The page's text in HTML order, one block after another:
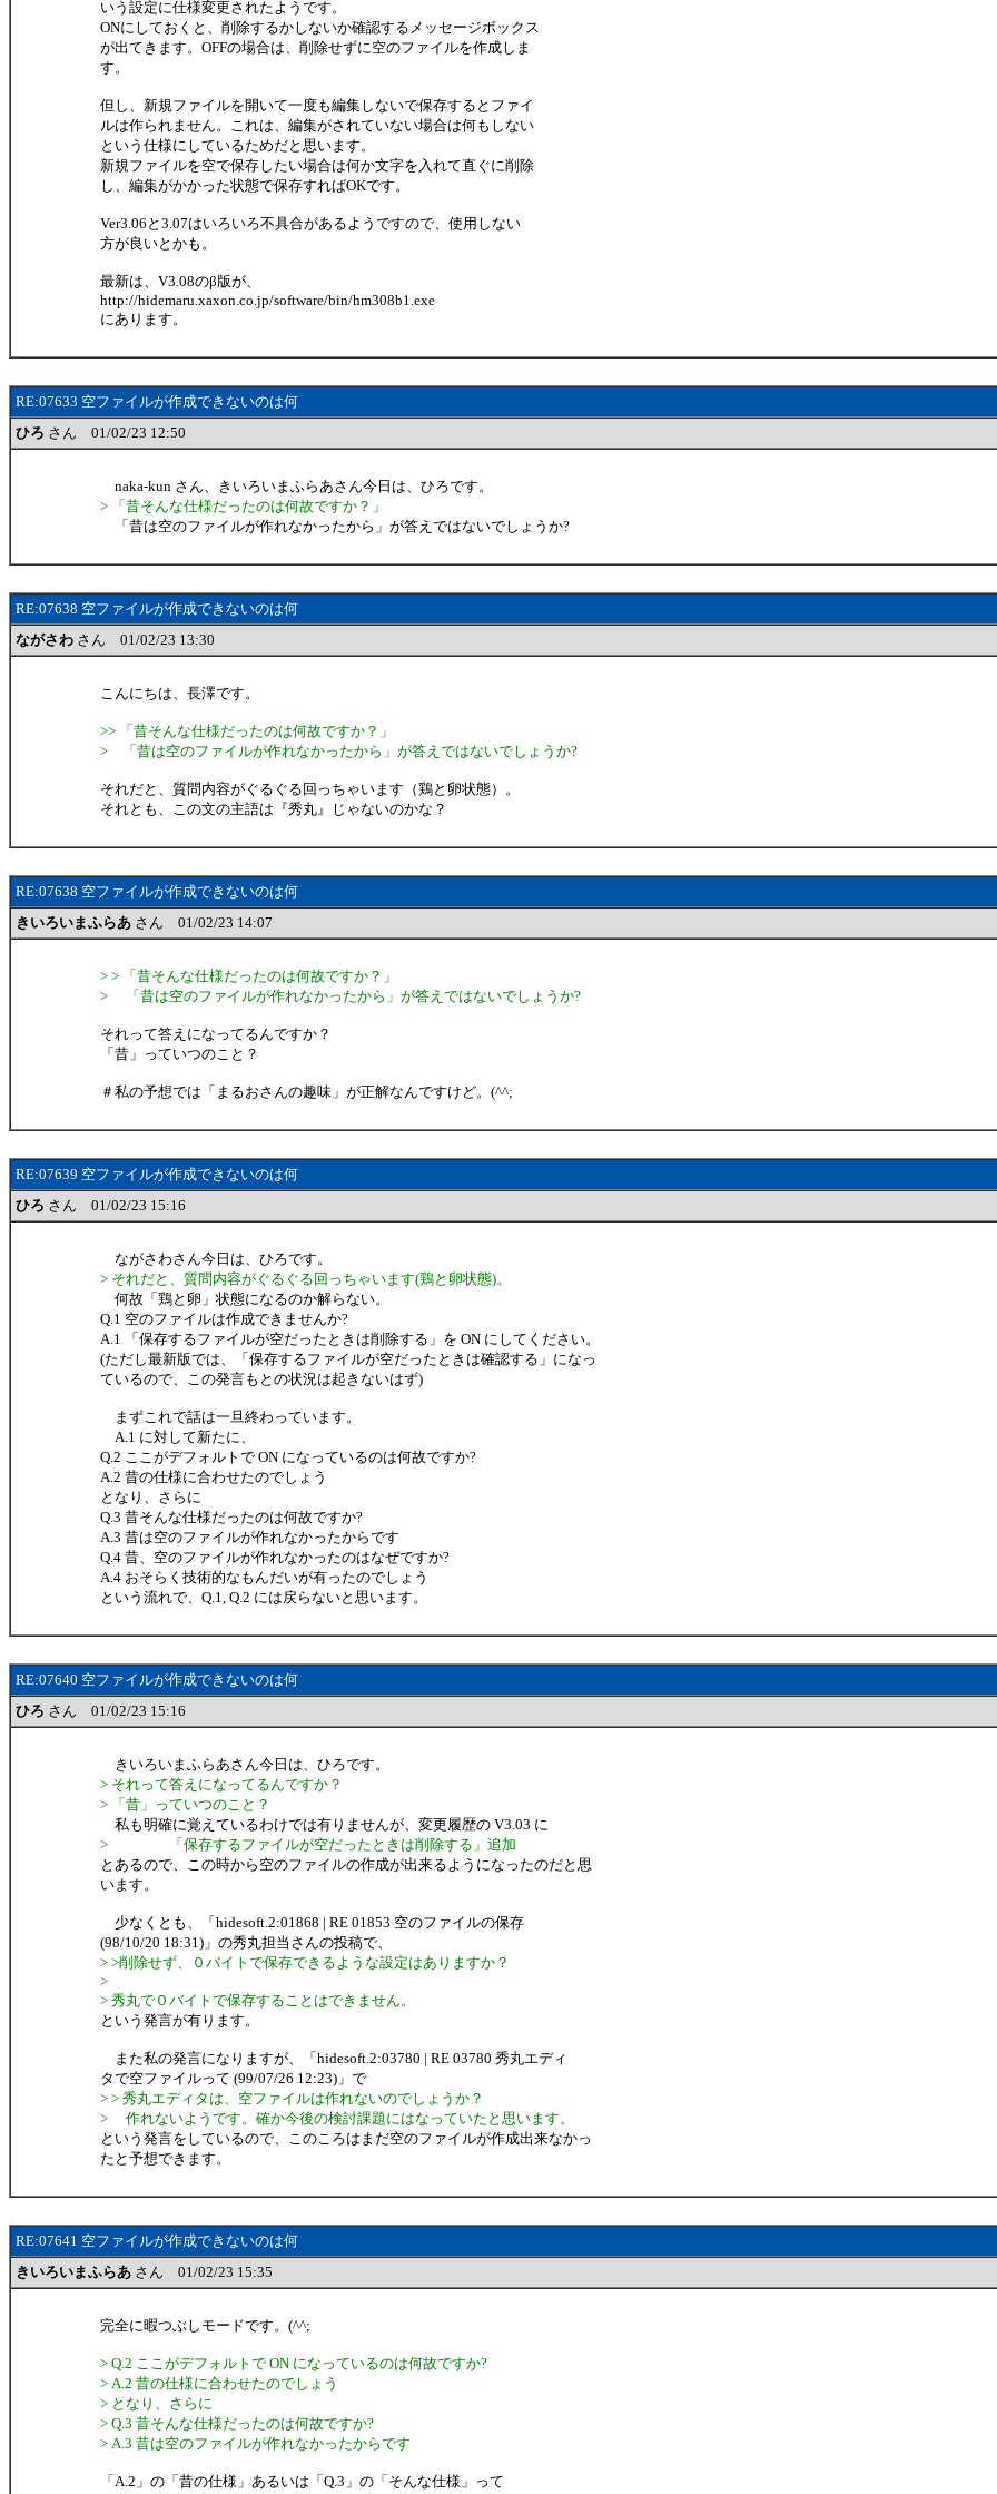
いう設定に仕様変更されたようです。
ONにしておくと、削除するかしないか確認するメッセージボックス
が出てきます。OFFの場合は、削除せずに空のファイルを作成しま
す。
但し、新規ファイルを開いて一度も編集しないで保存するとファイ
ルは作られません。これは、編集がされていない場合は何もしない
という仕様にしているためだと思います。
新規ファイルを空で保存したい場合は何か文字を入れて直ぐに削除
し、編集がかかった状態で保存すればOKです。
Ver3.06と3.07はいろいろ不具合があるようですので、使用しない
方が良いとかも。
最新は、V3.08のβ版が、
http://hidemaru.xaxon.co.jp/software/bin/hm308b1.exe
にあります。
RE:07633 空ファイルが作成できないのは何
ひろ さん 01/02/23 12:50
naka-kun さん、きいろいまふらあさん今日は、ひろです。
> 「昔そんな仕様だったのは何故ですか？」
「昔は空のファイルが作れなかったから」が答えではないでしょうか?
RE:07638 空ファイルが作成できないのは何
ながさわ さん 01/02/23 13:30
こんにちは、長澤です。
>> 「昔そんな仕様だったのは何故ですか？」
> 「昔は空のファイルが作れなかったから」が答えではないでしょうか?
それだと、質問内容がぐるぐる回っちゃいます（鶏と卵状態）。
それとも、この文の主語は『秀丸』じゃないのかな？
RE:07638 空ファイルが作成できないのは何
きいろいまふらあ さん 01/02/23 14:07
> > 「昔そんな仕様だったのは何故ですか？」
> 「昔は空のファイルが作れなかったから」が答えではないでしょうか?
それって答えになってるんですか？
「昔」っていつのこと？
＃私の予想では「まるおさんの趣味」が正解なんですけど。(^^;
RE:07639 空ファイルが作成できないのは何
ひろ さん 01/02/23 15:16
ながさわさん今日は、ひろです。
> それだと、質問内容がぐるぐる回っちゃいます(鶏と卵状態)。
何故「鶏と卵」状態になるのか解らない。
Q.1 空のファイルは作成できませんか?
A.1 「保存するファイルが空だったときは削除する」を ON にしてください。
(ただし最新版では、「保存するファイルが空だったときは確認する」になっ
ているので、この発言もとの状況は起きないはず)
まずこれで話は一旦終わっています。
A.1 に対して新たに、
Q.2 ここがデフォルトで ON になっているのは何故ですか?
A.2 昔の仕様に合わせたのでしょう
となり、さらに
Q.3 昔そんな仕様だったのは何故ですか?
A.3 昔は空のファイルが作れなかったからです
Q.4 昔、空のファイルが作れなかったのはなぜですか?
A.4 おそらく技術的なもんだいが有ったのでしょう
という流れで、Q.1, Q.2 には戻らないと思います。
RE:07640 空ファイルが作成できないのは何
ひろ さん 01/02/23 15:16
きいろいまふらあさん今日は、ひろです。
> それって答えになってるんですか？
> 「昔」っていつのこと？
私も明確に覚えているわけでは有りませんが、変更履歴の V3.03 に
> 「保存するファイルが空だったときは削除する」追加
とあるので、この時から空のファイルの作成が出来るようになったのだと思
います。
少なくとも、「hidesoft.2:01868 | RE 01853 空のファイルの保存
(98/10/20 18:31)」の秀丸担当さんの投稿で、
> >削除せず、０バイトで保存できるような設定はありますか？
>
> 秀丸で０バイトで保存することはできません。
という発言が有ります。
また私の発言になりますが、「hidesoft.2:03780 | RE 03780 秀丸エディ
タで空ファイルって (99/07/26 12:23)」で
> > 秀丸エディタは、空ファイルは作れないのでしょうか？
> 作れないようです。確か今後の検討課題にはなっていたと思います。
という発言をしているので、このころはまだ空のファイルが作成出来なかっ
たと予想できます。
RE:07641 空ファイルが作成できないのは何
きいろいまふらあ さん 01/02/23 15:35
完全に暇つぶしモードです。(^^;
> Q.2 ここがデフォルトで ON になっているのは何故ですか?
> A.2 昔の仕様に合わせたのでしょう
> となり、さらに
> Q.3 昔そんな仕様だったのは何故ですか?
> A.3 昔は空のファイルが作れなかったからです
「A.2」の「昔の仕様」あるいは「Q.3」の「そんな仕様」って